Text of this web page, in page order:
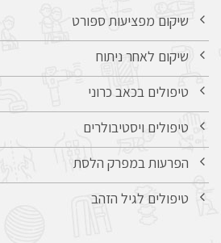
שיקום מפציעות ספורט
שיקום לאחר ניתוח
טיפולים בכאב כרוני
טיפולים ויסטיבולרים
הפרעות במפרק הלסת
טיפולים לגיל הזהב